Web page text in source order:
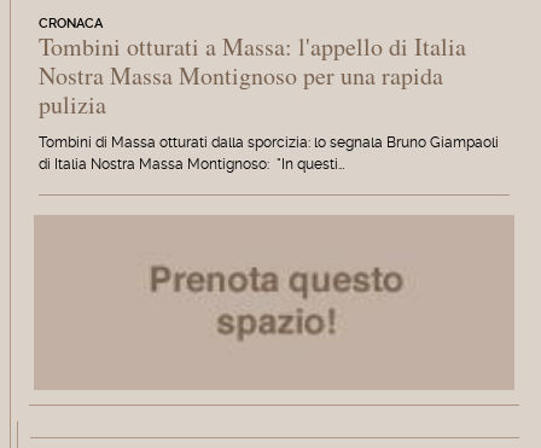
CRONACA
Tombini otturati a Massa: l'appello di Italia
Nostra Massa Montignoso per una rapida
pulizia
Tombini di Massa otturati dalla sporcizia: lo segnala Bruno Giampaoli
di Italia Nostra Massa Montignoso: "In questi…